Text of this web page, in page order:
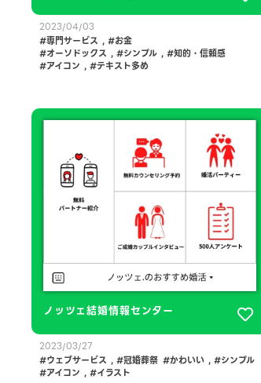
2023/04/03
専門サービス ,
お金
オーソドックス , シンプル ,
知的・信頼感
アイコン , テキスト多め
ノッツェ結婚情報センター
2023/03/27
ウェブサービス , 冠婚葬祭 かわいい ,
シンプル
アイコン , イラスト